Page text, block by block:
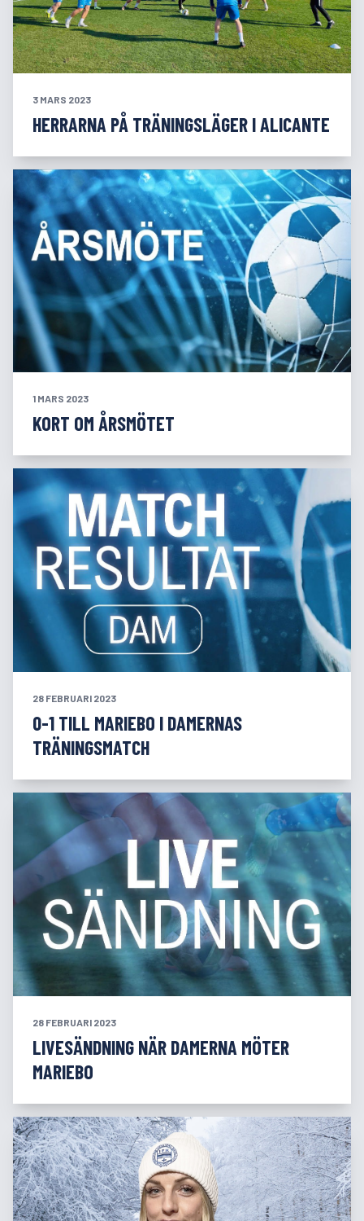
3 MARS 2023
HERRARNA PÅ TRÄNINGSLÄGER I ALICANTE
1 MARS 2023
KORT OM ÅRSMÖTET
28 FEBRUARI 2023
0-1 TILL MARIEBO I DAMERNAS
TRÄNINGSMATCH
28 FEBRUARI 2023
LIVESÄNDNING NÄR DAMERNA MÖTER
MARIEBO